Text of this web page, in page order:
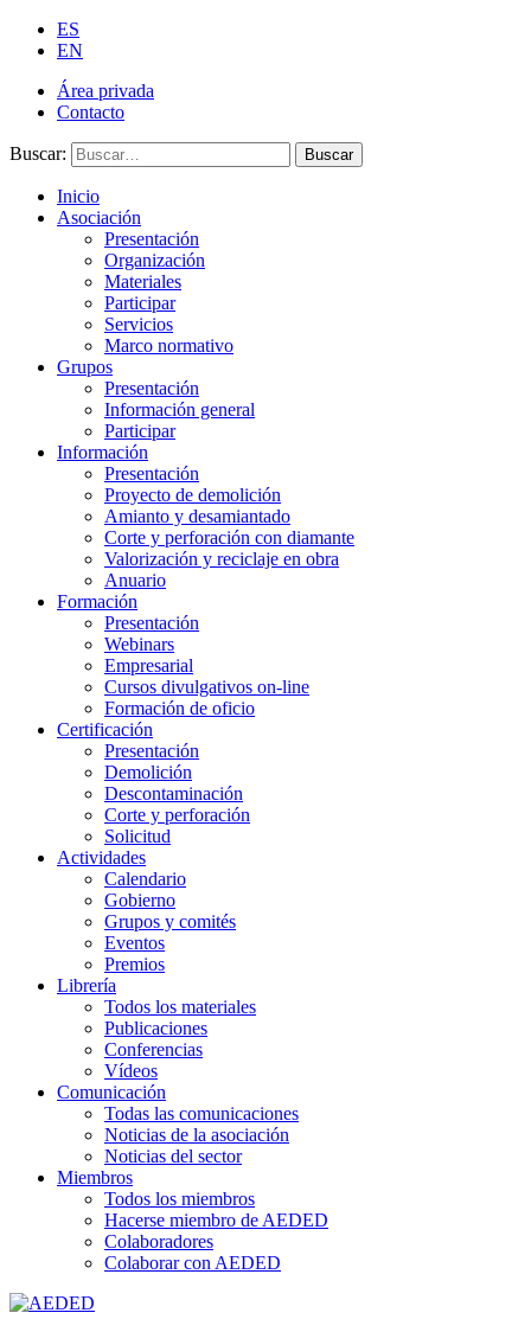
ES
EN
Área privada
Contacto
Buscar: Buscar
Inicio
Asociación
Presentación
Organización
Materiales
Participar
Servicios
Marco normativo
Grupos
Presentación
Información general
Participar
Información
Presentación
Proyecto de demolición
Amianto y desamiantado
Corte y perforación con diamante
Valorización y reciclaje en obra
Anuario
Formación
Presentación
Webinars
Empresarial
Cursos divulgativos on-line
Formación de oficio
Certificación
Presentación
Demolición
Descontaminación
Corte y perforación
Solicitud
Actividades
Calendario
Gobierno
Grupos y comités
Eventos
Premios
Librería
Todos los materiales
Publicaciones
Conferencias
Vídeos
Comunicación
Todas las comunicaciones
Noticias de la asociación
Noticias del sector
Miembros
Todos los miembros
Hacerse miembro de AEDED
Colaboradores
Colaborar con AEDED